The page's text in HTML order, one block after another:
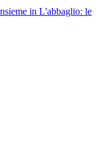
in L'abbaglio: le